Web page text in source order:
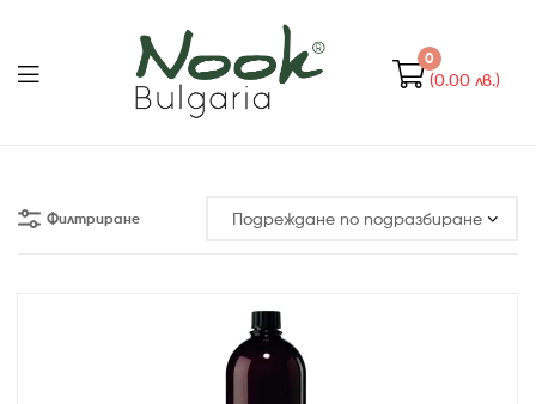
Bulgaria
0
(0.00 лв.)
Bulgaria
Филтриране